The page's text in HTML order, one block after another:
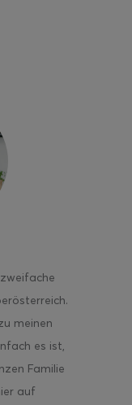
meinen
es ist,
Familie
auf